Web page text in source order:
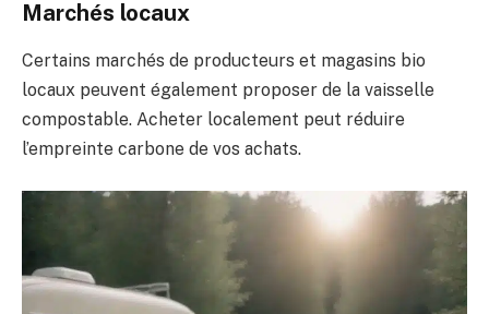
Marchés locaux
Certains marchés de producteurs et magasins bio
locaux peuvent également proposer de la vaisselle
compostable. Acheter localement peut réduire
l’empreinte carbone de vos achats.